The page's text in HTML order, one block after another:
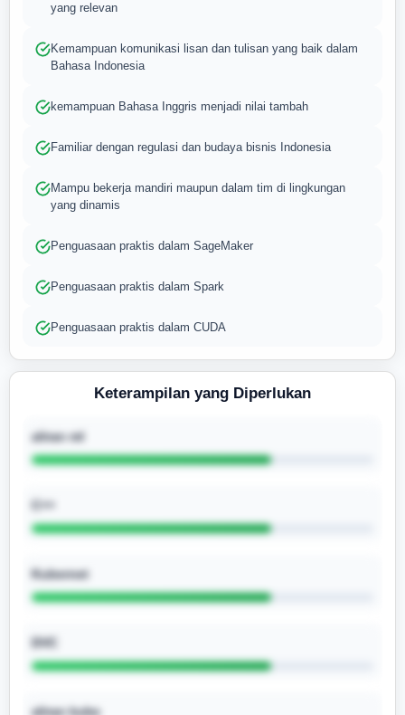
yang relevan
Kemampuan komunikasi lisan dan tulisan yang baik dalam
Bahasa Indonesia
kemampuan Bahasa Inggris menjadi nilai tambah
Familiar dengan regulasi dan budaya bisnis Indonesia
Mampu bekerja mandiri maupun dalam tim di lingkungan
yang dinamis
Penguasaan praktis dalam SageMaker
Penguasaan praktis dalam Spark
Penguasaan praktis dalam CUDA
Keterampilan yang Diperlukan
aliran ml
Kubernet
DVC
aliran kube